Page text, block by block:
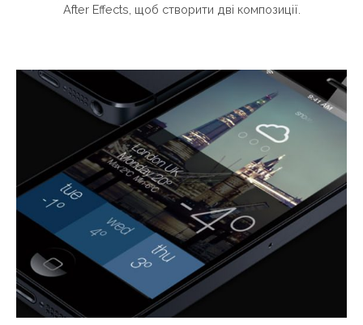
After Effects, щоб створити дві композиції.